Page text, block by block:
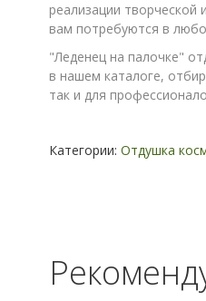
реализации
вам потребуются в
"Леденец на палочке"
в нашем каталоге,
так и для
Категории: Отдушка